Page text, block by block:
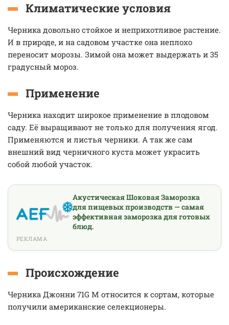
Климатические условия
Черника довольно стойкое и неприхотливое растение.
И в природе, и на садовом участке она неплохо
переносит морозы. Зимой она может выдержать и 35
градусный мороз.
Применение
Черника находит широкое применение в плодовом
саду. Её выращивают не только для получения ягод.
Применяются и листья черники. А так же сам
внешний вид черничного куста может украсить
собой любой участок.
Акустическая Шоковая Заморозка
для пищевых производств — самая
эффективная заморозка для готовых
блюд.
РЕКЛАМА
Происхождение
Черника Джонни 71G М относится к сортам, которые
получили американские селекционеры.